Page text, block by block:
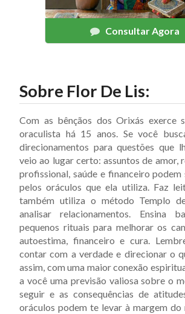
Consultar Agora
Sobre Flor De Lis:
Com as bênçãos dos Orixás exerce
oraculista há 15 anos. Se você
direcionamentos para questões que
veio ao lugar certo: assuntos de amor,
profissional, saúde e financeiro podem
pelos oráculos que ela utiliza. Faz
também utiliza o método Templo
analisar relacionamentos. Ensina
pequenos rituais para melhorar os
autoestima, financeiro e cura.
contar com a verdade e direcionar o
assim, com uma maior conexão
a você uma previsão valiosa sobre o
seguir e as consequências de
oráculos podem te levar à margem